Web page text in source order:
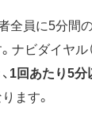
全員に5分間
ナビダイヤル
1回あたり5分
ます。